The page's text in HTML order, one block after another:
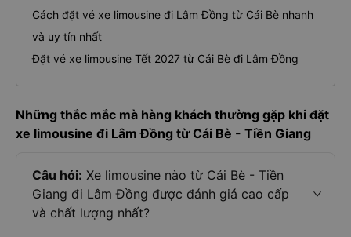
Cách đặt vé xe limousine đi Lâm Đồng từ Cái Bè nhanh
và uy tín nhất
Đặt vé xe limousine Tết 2027 từ Cái Bè đi Lâm Đồng
Những thắc mắc mà hàng khách thường gặp khi đặt
xe limousine đi Lâm Đồng từ Cái Bè - Tiền Giang
Câu hỏi: Xe limousine nào từ Cái Bè - Tiền
Giang đi Lâm Đồng được đánh giá cao cấp
và chất lượng nhất?